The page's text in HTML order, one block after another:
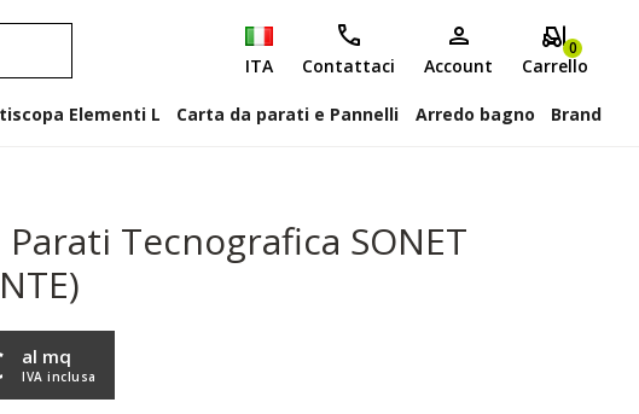
ITA Contattaci Account
0
Carrello
Gradoni Battiscopa Elementi L Carta da parati e Pannelli Arredo bagno Brand
Tecnografica SONET
IVA inclusa
al mq